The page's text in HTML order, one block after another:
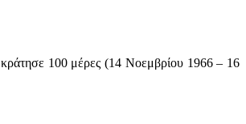
κράτησε 100 μέρες (14 Νοεμβρίου 1966 – 16